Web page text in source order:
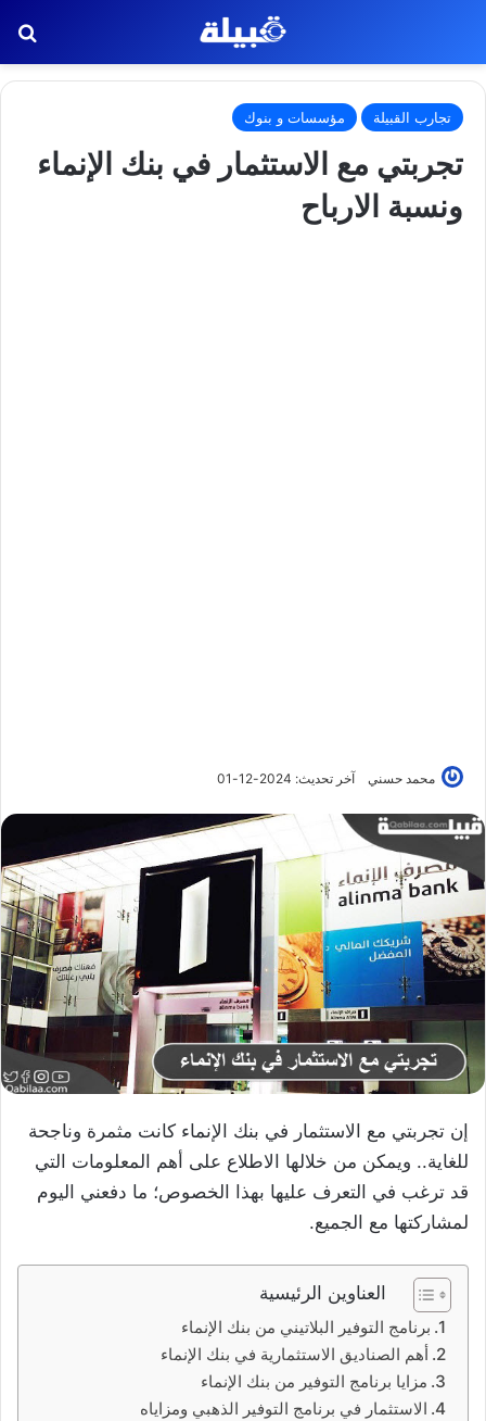
تجارب القبيلة مؤسسات و بنوك
تجربتي مع الاستثمار في بنك الإنماء
ونسبة الارباح
محمد حسني آخر تحديث: 2024-12-01
إن تجربتي مع الاستثمار في بنك الإنماء كانت مثمرة وناجحة
للغاية.. ويمكن من خلالها الاطلاع على أهم المعلومات التي
قد ترغب في التعرف عليها بهذا الخصوص؛ ما دفعني اليوم
لمشاركتها مع الجميع.
العناوين الرئيسية
برنامج التوفير البلاتيني من بنك الإنماء
أهم الصناديق الاستثمارية في بنك الإنماء
مزايا برنامج التوفير من بنك الإنماء
الاستثمار في برنامج التوفير الذهبي ومزاياه